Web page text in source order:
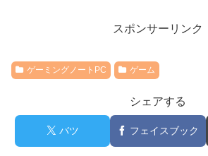
スポンサーリンク
ゲーミングノートPC ゲーム
シェアする
バツ フェイスブック